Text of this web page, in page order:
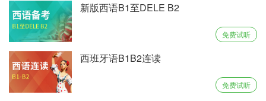
新版西语B1至DELE B2
免费试听
西班牙语B1B2连读
免费试听